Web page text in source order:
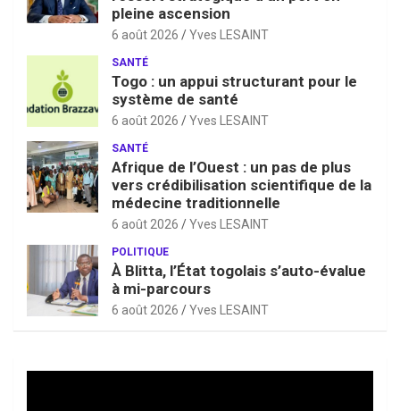
pleine ascension
6 août 2026 Yves LESAINT
SANTÉ
Togo : un appui structurant pour le
système de santé
6 août 2026 Yves LESAINT
SANTÉ
Afrique de l’Ouest : un pas de plus
vers crédibilisation scientifique de la
médecine traditionnelle
6 août 2026 Yves LESAINT
POLITIQUE
À Blitta, l’État togolais s’auto-évalue
à mi-parcours
6 août 2026 Yves LESAINT